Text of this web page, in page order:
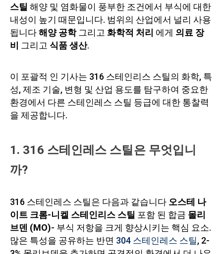
스틸 해양 및 염화물이 풍부한 조건에서 부식에 대한
내성이 높기 때문입니다. 범위의 산업에서 널리 사용
됩니다해양 공학그리고 화학적 처리 에게 의료 장
비 그리고 식품 생산.
이 포괄적 인 기사는 316 스테인리스 스틸의 화학, 특
성, 제조 기술, 변형 및 산업 용도를 탐구하여 중요한
환경에서 다른 스테인레스 스틸 등급에 대한 통찰력
을 제공합니다.
1. 316 스테인레스 스틸은 무엇입니
까?
316 스테인레스 스틸은 다음과 같습니다 오스테 나
이트 크롬-니켈 스테인리스 스틸 포함 된 합금 몰리
브덴 (MO)- 부식 저항을 크게 향상시키는 핵심 요소.
많은 특성을 공유하는 반면 304 스테인레스 스틸, 2-